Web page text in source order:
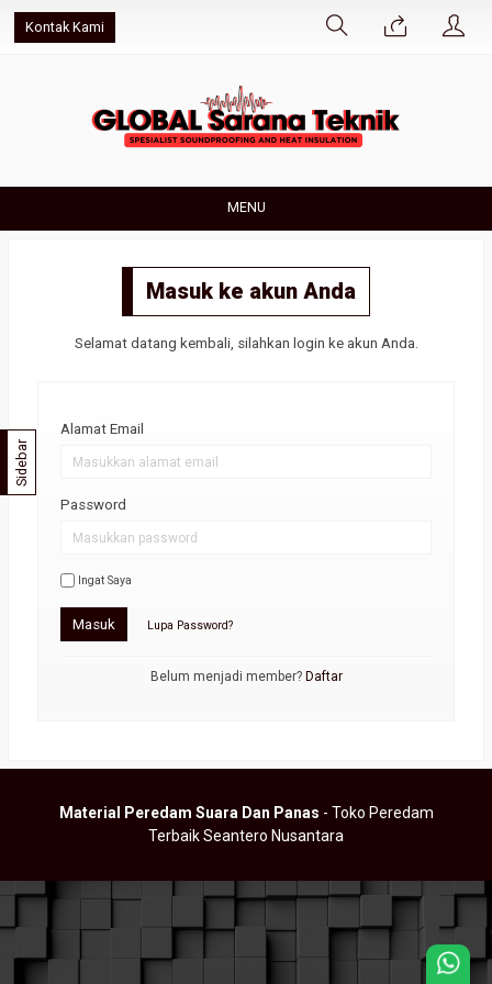
Kontak Kami
MENU
Masuk ke akun Anda
Selamat datang kembali, silahkan login ke akun Anda.
Alamat Email
Password
Ingat Saya
Masuk Lupa Password?
Belum menjadi member? Daftar
Sidebar
Material Peredam Suara Dan Panas - Toko Peredam
Terbaik Seantero Nusantara